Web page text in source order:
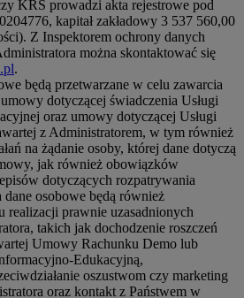
KRS prowadzi akta rejestrowe pod
kapitał zakładowy 3 537 560,00
Z Inspektorem ochrony danych
można skontaktować się
.
będą przetwarzane w celu zawarcia
dotyczącej świadczenia Usługi
oraz umowy dotyczącej Usługi
z Administratorem, w tym również
na żądanie osoby, której dane dotyczą
jak również obowiązków
dotyczących rozpatrywania
dane osobowe będą również
realizacji prawnie uzasadnionych
takich jak dochodzenie roszczeń
Umowy Rachunku Demo lub
Edukacyjną,
oszustwom czy marketing
oraz kontakt z Państwem w